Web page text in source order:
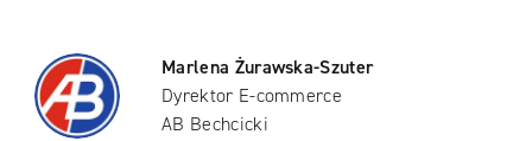
Marlena Żurawska-Szuter
Dyrektor E-commerce
AB Bechcicki